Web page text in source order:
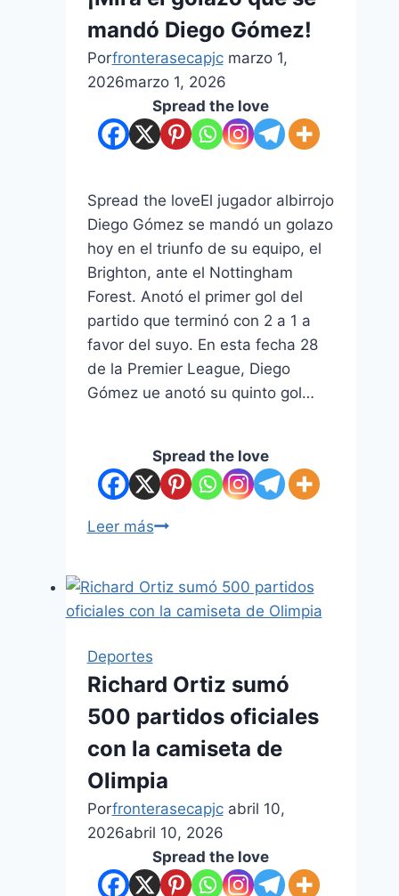
mandó Diego Gómez!
Porfronterasecapjc marzo 1,
2026marzo 1, 2026
Spread the love
Spread the loveEl jugador albirrojo
Diego Gómez se mandó un golazo
hoy en el triunfo de su equipo, el
Brighton, ante el Nottingham
Forest. Anotó el primer gol del
partido que terminó con 2 a 1 a
favor del suyo. En esta fecha 28
de la Premier League, Diego
Gómez ue anotó su quinto gol…
Spread the love
Leer más
Deportes
Richard Ortiz sumó
500 partidos oficiales
con la camiseta de
Olimpia
Porfronterasecapjc abril 10,
2026abril 10, 2026
Spread the love